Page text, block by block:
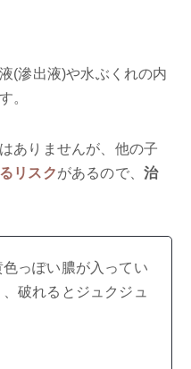
(滲出液)や水ぶくれの内
。
ありませんが、他の子
リスクがあるので、治
っぽい膿が入ってい
破れるとジュクジュ